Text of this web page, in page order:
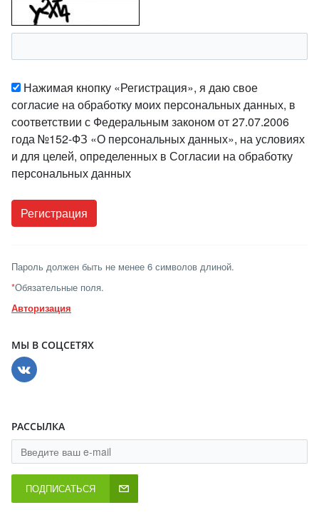
Нажимая кнопку «Регистрация», я даю свое
согласие на обработку моих персональных данных, в
соответствии с Федеральным законом от 27.07.2006
года №152-ФЗ «О персональных данных», на условиях
и для целей, определенных в Согласии на обработку
персональных данных
Пароль должен быть не менее 6 символов длиной.
*Обязательные поля.
Авторизация
МЫ В СОЦСЕТЯХ
РАССЫЛКА
ПОДПИСАТЬСЯ